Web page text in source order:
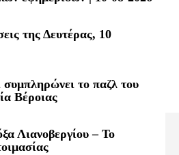
της Δευτέρας, 10
συμπληρώνει το παζλ του
Βέροιας
Λιανοβεργίου – Το